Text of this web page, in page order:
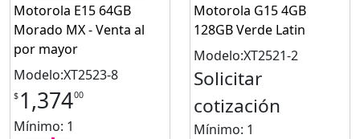
Motorola E15 64GB
Morado MX - Venta al
por mayor
Modelo:XT2523-8
$ 1,37400
Mínimo: 1
Motorola G15 4GB
128GB Verde Latin
Modelo:XT2521-2
Solicitar
cotización
Mínimo: 1